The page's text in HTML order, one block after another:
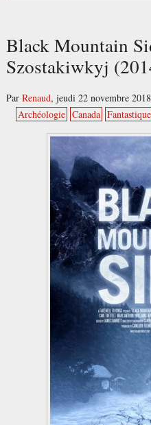
Black Mountain
Szostakiwkyj
Par Renaud, jeudi 22 novembre
Archéologie Canada Fantastique